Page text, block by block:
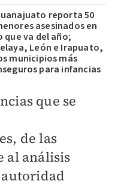
reporta 50
asesinados en
que va del año;
León e Irapuato,
municipios más
para infancias
que se
de las
al análisis